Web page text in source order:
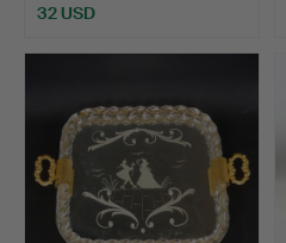
32 USD